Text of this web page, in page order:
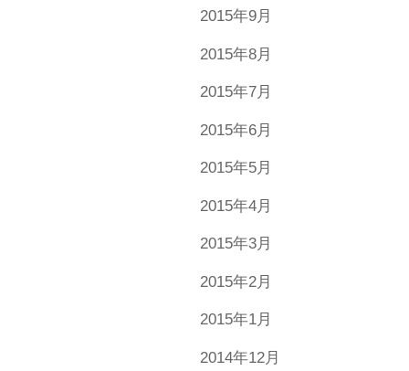
2015年9月
2015年8月
2015年7月
2015年6月
2015年5月
2015年4月
2015年3月
2015年2月
2015年1月
2014年12月